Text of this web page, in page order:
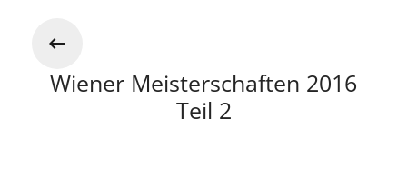
Wiener Meisterschaften 2016
Teil 2